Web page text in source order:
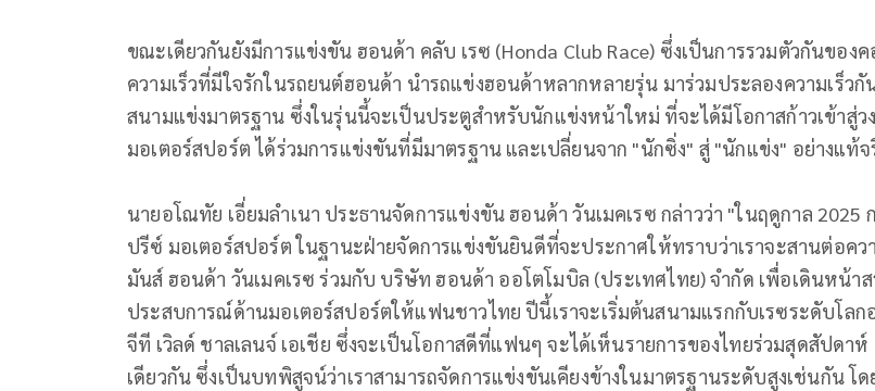
ขณะเดียวกันยังมีการแข่งขัน ฮอนด้า คลับ เรซ (Honda Club Race) ซึ่งเป็นการรวมตัวกันของค
ความเร็วที่มีใจรักในรถยนต์ฮอนด้า นำรถแข่งฮอนด้าหลากหลายรุ่น มาร่วมประลองความเร็วกั
สนามแข่งมาตรฐาน ซึ่งในรุ่นนี้จะเป็นประตูสำหรับนักแข่งหน้าใหม่ ที่จะได้มีโอกาสก้าวเข้าสู่ว
มอเตอร์สปอร์ต ได้ร่วมการแข่งขันที่มีมาตรฐาน และเปลี่ยนจาก "นักซิ่ง" สู่ "นักแข่ง" อย่างแท้จ
นายอโณทัย เอี่ยมลำเนา ประธานจัดการแข่งขัน ฮอนด้า วันเมคเรซ กล่าวว่า "ในฤดูกาล 2025
ปรีซ์ มอเตอร์สปอร์ต ในฐานะฝ่ายจัดการแข่งขันยินดีที่จะประกาศให้ทราบว่าเราจะสานต่อคว
มันส์ ฮอนด้า วันเมคเรซ ร่วมกับ บริษัท ฮอนด้า ออโตโมบิล (ประเทศไทย) จำกัด เพื่อเดินหน้าส
ประสบการณ์ด้านมอเตอร์สปอร์ตให้แฟนชาวไทย ปีนี้เราจะเริ่มต้นสนามแรกกับเรซระดับโลก
จีที เวิลด์ ชาลเลนจ์ เอเชีย ซึ่งจะเป็นโอกาสดีที่แฟนๆ จะได้เห็นรายการของไทยร่วมสุดสัปดาห์
เดียวกัน ซึ่งเป็นบทพิสูจน์ว่าเราสามารถจัดการแข่งขันเคียงข้างในมาตรฐานระดับสูงเช่นกัน โด